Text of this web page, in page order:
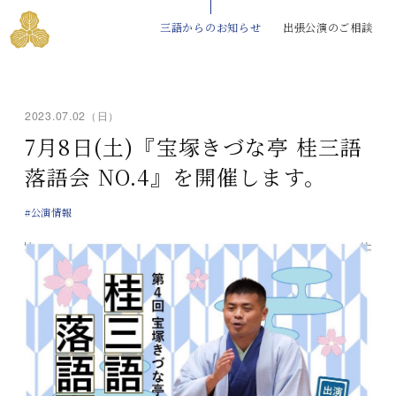
三語からのお知らせ 出張公演のご相談
2023.07.02（日）
7月8日(土)『宝塚きづな亭 桂三語
落語会 NO.4』を開催します。
#公演情報